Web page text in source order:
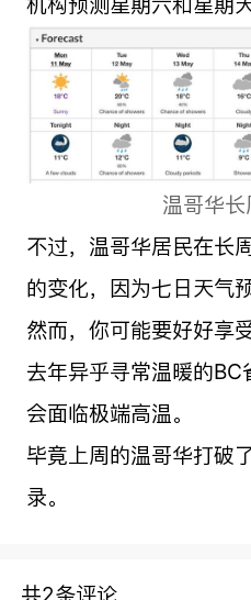
温哥华
不过，温哥华居民在长
的变化，因为七日天气
然而，你可能要好好享
去年异乎寻常温暖的
会面临极端高温。
毕竟上周的温哥华打破
录。